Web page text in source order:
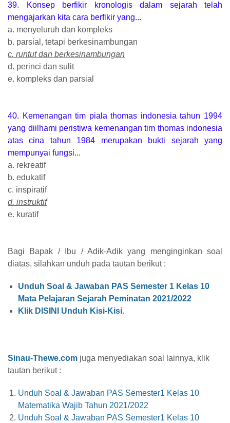
39. Konsep berfikir kronologis dalam sejarah telah
mengajarkan kita cara berfikir yang...
a. menyeluruh dan kompleks
b. parsial, tetapi berkesinambungan
c. runtut dan berkesinambungan
d. perinci dan sulit
e. kompleks dan parsial
40. Kemenangan tim piala thomas indonesia tahun 1994
yang diilhami peristiwa kemenangan tim thomas indonesia
atas cina tahun 1984 merupakan bukti sejarah yang
mempunyai fungsi...
a. rekreatif
b. edukatif
c. inspiratif
d. instruktif
e. kuratif
Bagi Bapak / Ibu / Adik-Adik yang menginginkan soal
diatas, silahkan unduh pada tautan berikut :
Unduh Soal & Jawaban PAS Semester 1 Kelas 10
Mata Pelajaran Sejarah Peminatan 2021/2022
Klik DISINI Unduh Kisi-Kisi.
Sinau-Thewe.com juga menyediakan soal lainnya, klik
tautan berikut :
Unduh Soal & Jawaban PAS Semester1 Kelas 10
Matematika Wajib Tahun 2021/2022
Unduh Soal & Jawaban PAS Semester1 Kelas 10